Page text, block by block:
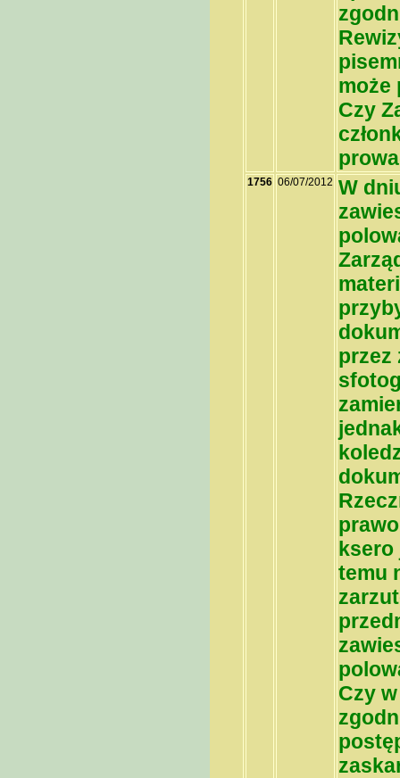
może
Czy
1756 06/07/2012 W
przez
ksero
temu
Czy